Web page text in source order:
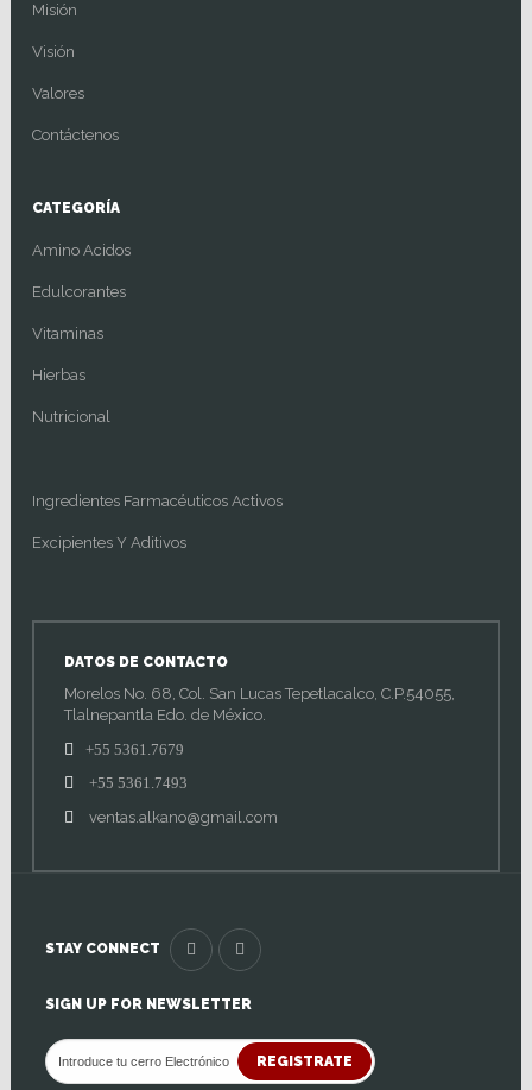
Misión
Visión
Valores
Contáctenos
CATEGORÍA
Amino Acidos
Edulcorantes
Vitaminas
Hierbas
Nutricional
Ingredientes Farmacéuticos Activos
Excipientes Y Aditivos
DATOS DE CONTACTO
Morelos No. 68, Col. San Lucas Tepetlacalco, C.P.54055,
Tlalnepantla Edo. de México.
+55 5361.7679
+55 5361.7493
ventas.alkano@gmail.com
STAY CONNECT
SIGN UP FOR NEWSLETTER
REGISTRATE